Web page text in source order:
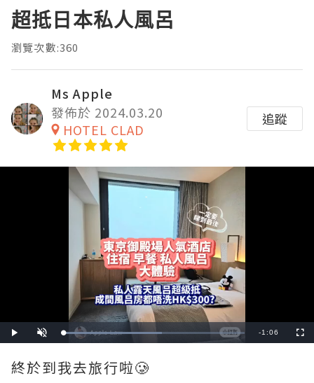
超抵日本私人風呂
瀏覽次數:360
Ms Apple
發佈於 2024.03.20
HOTEL CLAD
追蹤
Play Unmute Loaded:
54.55%
Remaining
-1:06
終於到我去旅行啦🥲